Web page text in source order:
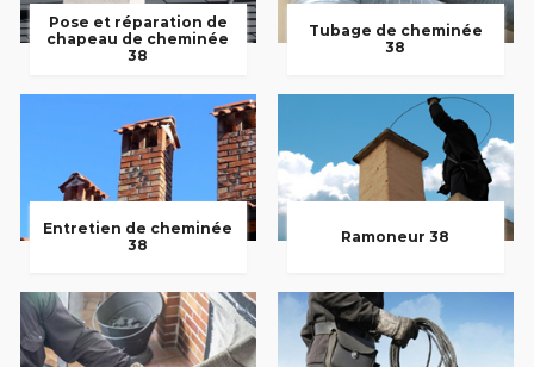
Pose et réparation de
chapeau de cheminée
38
Tubage de cheminée
38
Entretien de cheminée
38
Ramoneur 38